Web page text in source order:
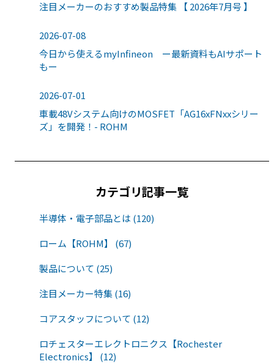
注目メーカーのおすすめ製品特集 【 2026年7月号 】
2026-07-08
今日から使えるmyInfineon ー最新資料もAIサポート
もー
2026-07-01
車載48Vシステム向けのMOSFET「AG16xFNxxシリー
ズ」を開発！- ROHM
カテゴリ記事一覧
半導体・電子部品とは (120)
ローム【ROHM】 (67)
製品について (25)
注目メーカー特集 (16)
コアスタッフについて (12)
ロチェスターエレクトロニクス【Rochester
Electronics】 (12)